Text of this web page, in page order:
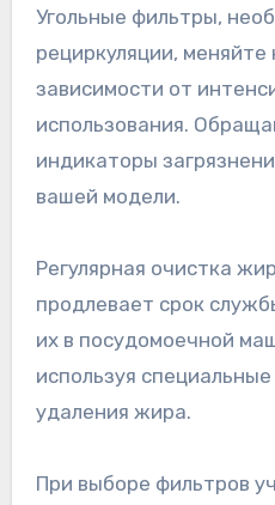
Угольные фильтры,
рециркуляции,
зависимости от
использования.
индикаторы
вашей модели.
Регулярная очистка
продлевает срок
их в посудомоечной
используя
удаления жира.
При выборе фильтров